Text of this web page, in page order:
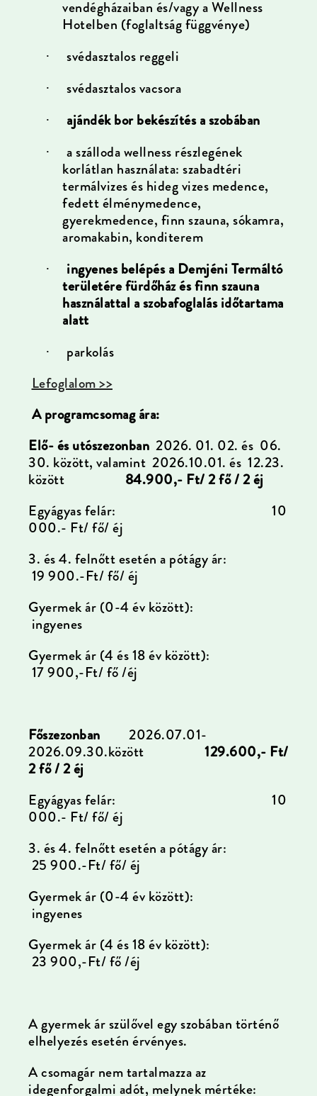
vendégházaiban és/vagy a Wellness
Hotelben (foglaltság függvénye)
· svédasztalos reggeli
· svédasztalos vacsora
· ajándék bor bekészítés a szobában
·
a szálloda wellness részlegének
korlátlan használata: szabadtéri
termálvizes és hideg vizes medence,
fedett élménymedence,
gyerekmedence, finn szauna, sókamra,
aromakabin, konditerem
·
ingyenes belépés a Demjéni Termáltó
területére fürdőház és finn szauna
használattal a szobafoglalás időtartama
alatt
·
parkolás
Lefoglalom >>
A programcsomag ára:
Elő- és utószezonban 2026. 01. 02. és 06.
30. között, valamint 2026.10.01. és 12.23.
között 84.900,- Ft/ 2 fő / 2 éj
Egyágyas felár: 10
000.- Ft/ fő/ éj
3. és 4. felnőtt esetén a pótágy ár:
19 900.-Ft/ fő/ éj
Gyermek ár (0-4 év között):
ingyenes
Gyermek ár (4 és 18 év között):
17 900,-Ft/ fő /éj
Főszezonban 2026.07.01-
2026.09.30.között
129.600,- Ft/
2 fő / 2 éj
Egyágyas felár: 10
000.- Ft/ fő/ éj
3. és 4. felnőtt esetén a pótágy ár:
25 900.-Ft/ fő/ éj
Gyermek ár (0-4 év között):
ingyenes
Gyermek ár (4 és 18 év között):
23 900,-Ft/ fő /éj
A gyermek ár szülővel egy szobában történő
elhelyezés esetén érvényes.
A csomagár nem tartalmazza az
idegenforgalmi adót, melynek mértéke: